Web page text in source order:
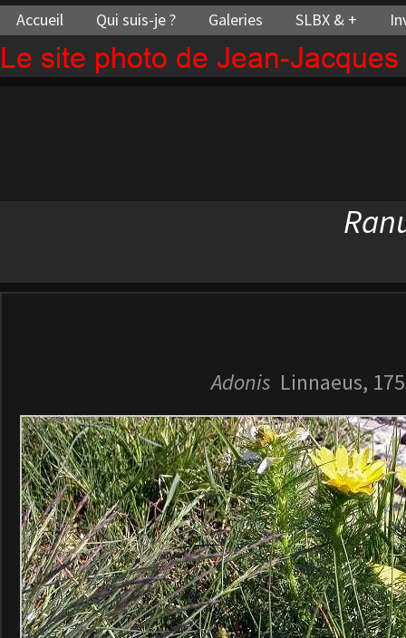
Le site photo de Jean-
Accueil Qui suis-je ? Galeries SLBX & +
Adonis Linnaeus,